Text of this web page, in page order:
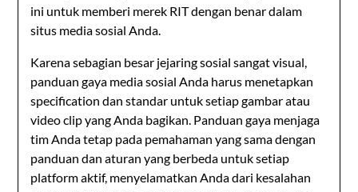
ini untuk memberi merek RIT dengan benar dalam
situs media sosial Anda.
Karena sebagian besar jejaring sosial sangat visual,
panduan gaya media sosial Anda harus menetapkan
specification dan standar untuk setiap gambar atau
video clip yang Anda bagikan. Panduan gaya menjaga
tim Anda tetap pada pemahaman yang sama dengan
panduan dan aturan yang berbeda untuk setiap
platform aktif, menyelamatkan Anda dari kesalahan